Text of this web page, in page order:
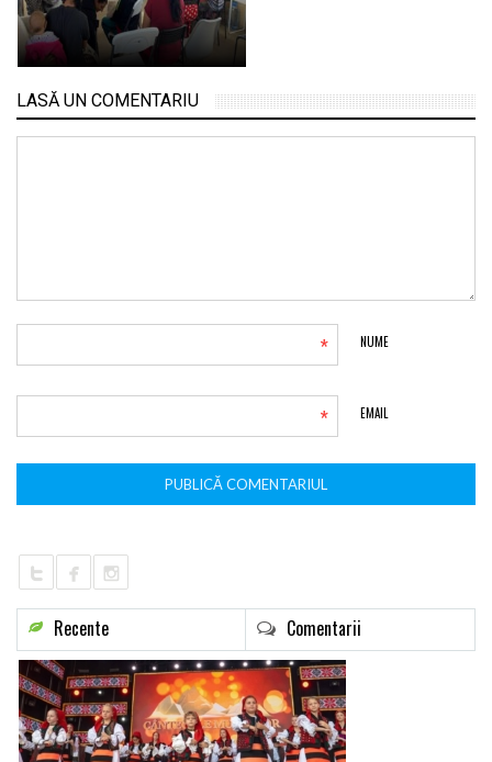
LASĂ UN COMENTARIU
NUME
*
EMAIL
*
Recente Comentarii